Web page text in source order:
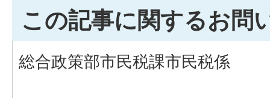
この記事に関するお問
総合政策部市民税課市民税係